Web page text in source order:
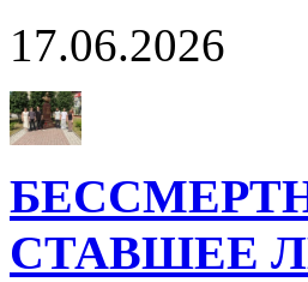
17.06.2026
СТАВШЕЕ